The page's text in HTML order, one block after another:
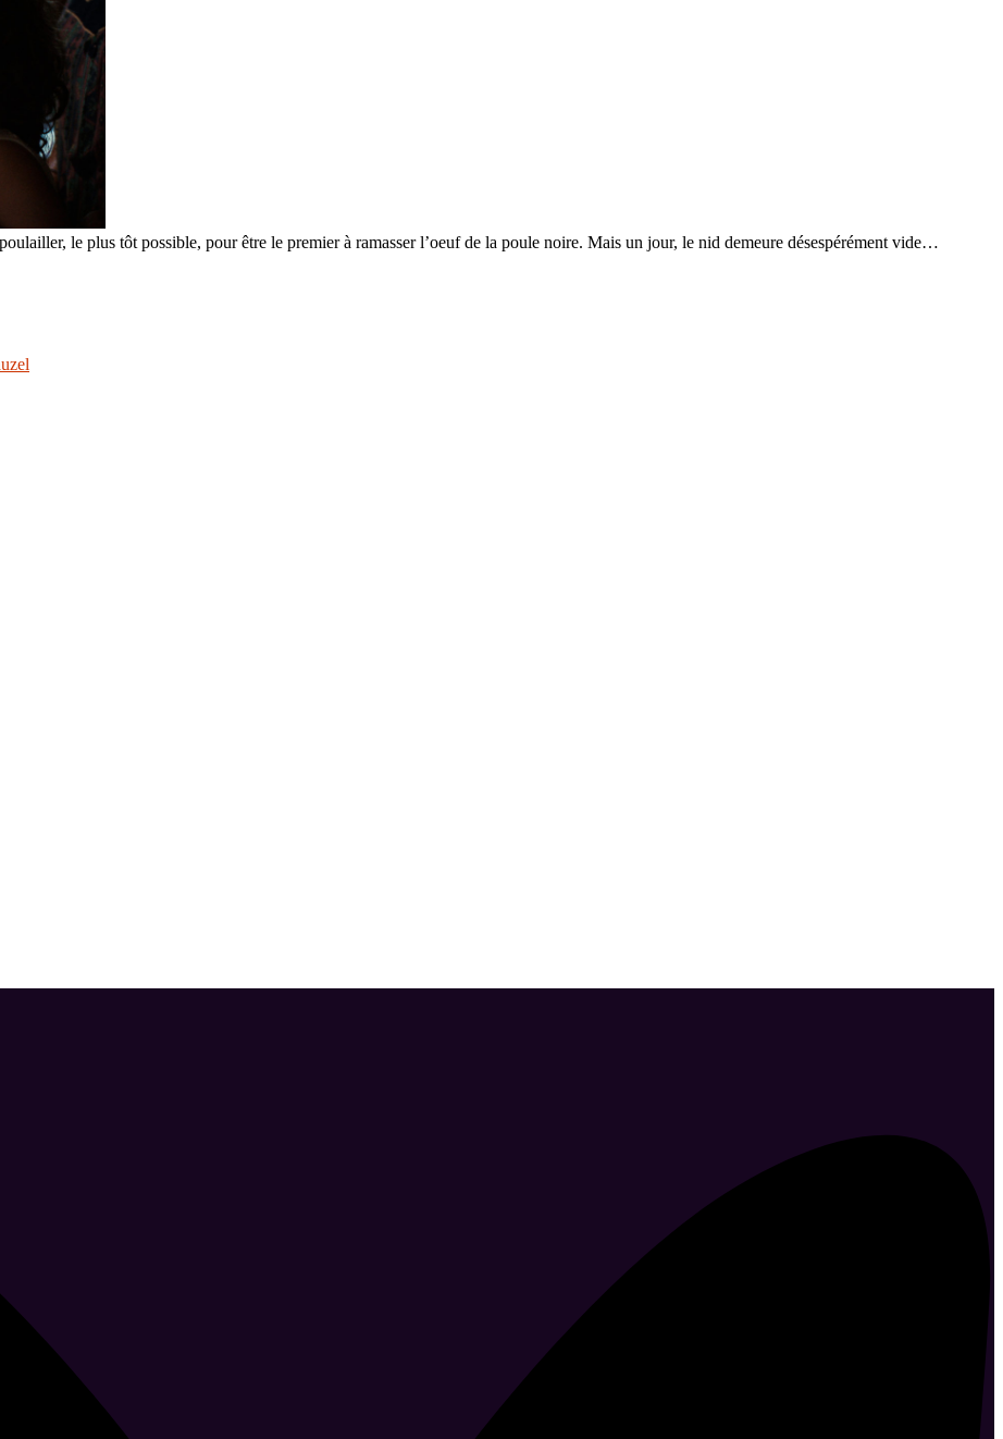
le plus tôt possible, pour être le premier à ramasser l’oeuf de la poule noire. Mais un jour, le nid demeure désespérément vide…